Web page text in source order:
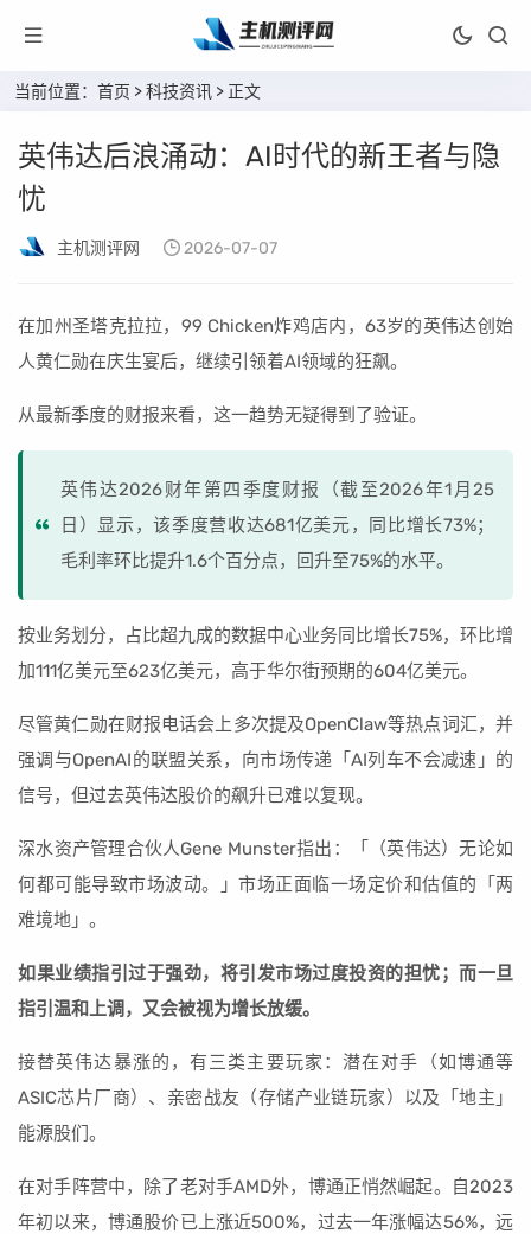
当前位置： 首页 >科技资讯 > 正文
英伟达后浪涌动：AI时代的新王者与隐
忧
主机测评网 2026-07-07
在加州圣塔克拉拉，99 Chicken炸鸡店内，63岁的英伟达创始
人黄仁勋在庆生宴后，继续引领着AI领域的狂飙。
从最新季度的财报来看，这一趋势无疑得到了验证。
英伟达2026财年第四季度财报（截至2026年1月25
日）显示，该季度营收达681亿美元，同比增长73%；
毛利率环比提升1.6个百分点，回升至75%的水平。
按业务划分，占比超九成的数据中心业务同比增长75%，环比增
加111亿美元至623亿美元，高于华尔街预期的604亿美元。
尽管黄仁勋在财报电话会上多次提及OpenClaw等热点词汇，并
强调与OpenAI的联盟关系，向市场传递「AI列车不会减速」的
信号，但过去英伟达股价的飙升已难以复现。
深水资产管理合伙人Gene Munster指出：「（英伟达）无论如
何都可能导致市场波动。」市场正面临一场定价和估值的「两
难境地」。
如果业绩指引过于强劲，将引发市场过度投资的担忧；而一旦
指引温和上调，又会被视为增长放缓。
接替英伟达暴涨的，有三类主要玩家：潜在对手（如博通等
ASIC芯片厂商）、亲密战友（存储产业链玩家）以及「地主」
能源股们。
在对手阵营中，除了老对手AMD外，博通正悄然崛起。自2023
年初以来，博通股价已上涨近500%，过去一年涨幅达56%，远